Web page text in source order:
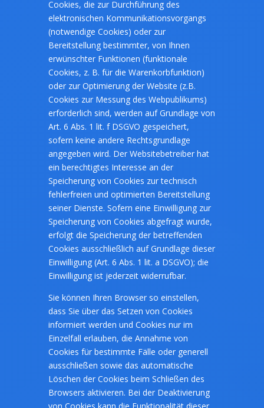
Cookies, die zur Durchführung des
elektronischen Kommunikationsvorgangs
(notwendige Cookies) oder zur
Bereitstellung bestimmter, von Ihnen
erwünschter Funktionen (funktionale
Cookies, z. B. für die Warenkorbfunktion)
oder zur Optimierung der Website (z.B.
Cookies zur Messung des Webpublikums)
erforderlich sind, werden auf Grundlage von
Art. 6 Abs. 1 lit. f DSGVO gespeichert,
sofern keine andere Rechtsgrundlage
angegeben wird. Der Websitebetreiber hat
ein berechtigtes Interesse an der
Speicherung von Cookies zur technisch
fehlerfreien und optimierten Bereitstellung
seiner Dienste. Sofern eine Einwilligung zur
Speicherung von Cookies abgefragt wurde,
erfolgt die Speicherung der betreffenden
Cookies ausschließlich auf Grundlage dieser
Einwilligung (Art. 6 Abs. 1 lit. a DSGVO); die
Einwilligung ist jederzeit widerrufbar.
Sie können Ihren Browser so einstellen,
dass Sie über das Setzen von Cookies
informiert werden und Cookies nur im
Einzelfall erlauben, die Annahme von
Cookies für bestimmte Fälle oder generell
ausschließen sowie das automatische
Löschen der Cookies beim Schließen des
Browsers aktivieren. Bei der Deaktivierung